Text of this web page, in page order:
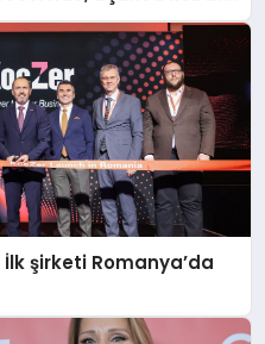
şirketi Romanya’da